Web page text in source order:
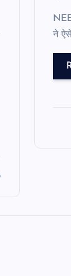
ने